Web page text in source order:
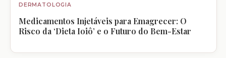
DERMATOLOGIA
Medicamentos Injetáveis para Emagrecer: O
Risco da ‘Dieta Ioiô’ e o Futuro do Bem-Estar